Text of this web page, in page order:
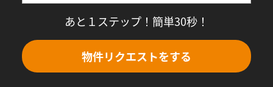
あと１ステップ！簡単30秒！
物件リクエストをする